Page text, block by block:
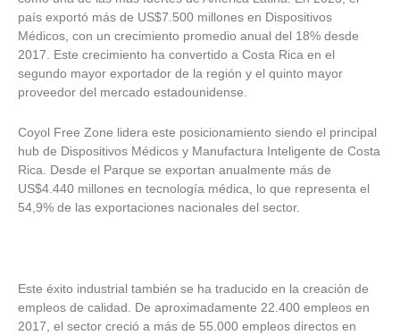
país exportó más de US$7.500 millones en Dispositivos
Médicos, con un crecimiento promedio anual del 18% desde
2017. Este crecimiento ha convertido a Costa Rica en el
segundo mayor exportador de la región y el quinto mayor
proveedor del mercado estadounidense.
Coyol Free Zone lidera este posicionamiento siendo el principal
hub de Dispositivos Médicos y Manufactura Inteligente de Costa
Rica. Desde el Parque se exportan anualmente más de
US$4.440 millones en tecnología médica, lo que representa el
54,9% de las exportaciones nacionales del sector.
Este éxito industrial también se ha traducido en la creación de
empleos de calidad. De aproximadamente 22.400 empleos en
2017, el sector creció a más de 55.000 empleos directos en